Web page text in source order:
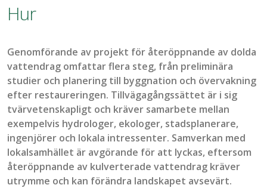
Hur
Genomförande av projekt för återöppnande av dolda
vattendrag omfattar flera steg, från preliminära
studier och planering till byggnation och övervakning
efter restaureringen. Tillvägagångssättet är i sig
tvärvetenskapligt och kräver samarbete mellan
exempelvis hydrologer, ekologer, stadsplanerare,
ingenjörer och lokala intressenter. Samverkan med
lokalsamhället är avgörande för att lyckas, eftersom
återöppnande av kulverterade vattendrag kräver
utrymme och kan förändra landskapet avsevärt.